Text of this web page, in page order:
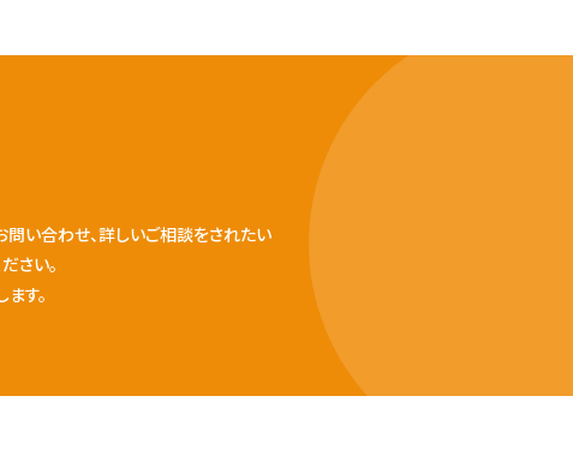
い合わせ、詳しいご相談をされたい
さい。
す。